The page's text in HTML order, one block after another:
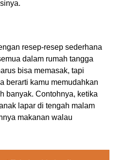
resep-resep sederhana
dalam rumah tangga
bisa memasak, tapi
berarti kamu memudahkan
banyak. Contohnya, ketika
lapar di tengah malam
makanan walau